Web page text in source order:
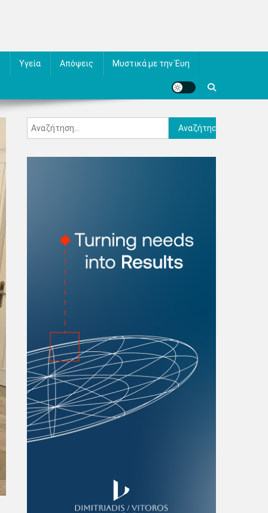
Υγεία Απόψεις Μυστικά με την Έυη
Αναζήτηση
για: